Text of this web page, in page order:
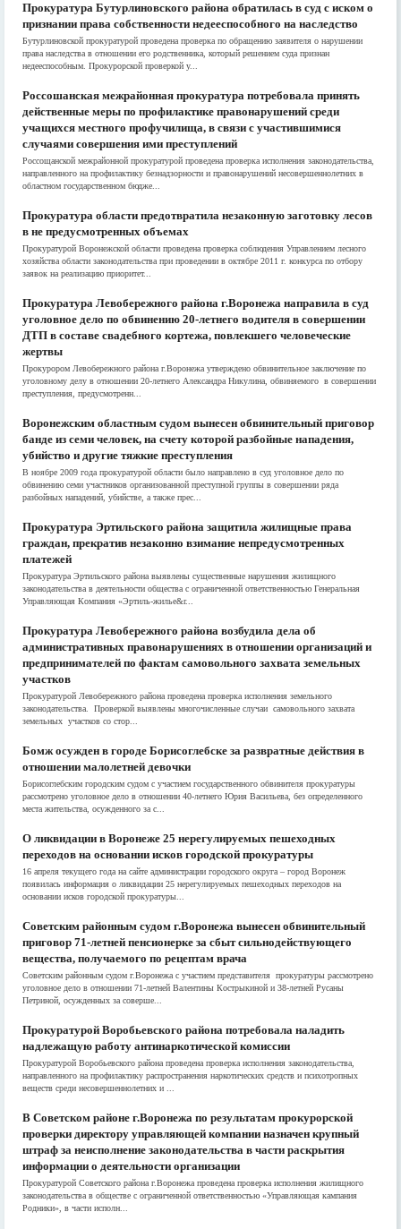
Прокуратура Бутурлиновского района обратилась в суд с иском о
признании права собственности недееспособного на наследство
Бутурлиновской прокуратурой проведена проверка по обращению заявителя о нарушении
права наследства в отношении его родственника, который решением суда признан
недееспособным. Прокурорской проверкой у...
Россошанская межрайонная прокуратура потребовала принять
действенные меры по профилактике правонарушений среди
учащихся местного профучилища, в связи с участившимися
случаями совершения ими преступлений
Россощанской межрайонной прокуратурой проведена проверка исполнения законодательства,
направленного на профилактику безнадзорности и правонарушений несовершеннолетних в
областном государственном бюдже...
Прокуратура области предотвратила незаконную заготовку лесов
в не предусмотренных объемах
Прокуратурой Воронежской области проведена проверка соблюдения Управлением лесного
хозяйства области законодательства при проведении в октябре 2011 г. конкурса по отбору
заявок на реализацию приоритет...
Прокуратура Левобережного района г.Воронежа направила в суд
уголовное дело по обвинению 20-летнего водителя в совершении
ДТП в составе свадебного кортежа, повлекшего человеческие
жертвы
Прокурором Левобережного района г.Воронежа утверждено обвинительное заключение по
уголовному делу в отношении 20-летнего Александра Никулина, обвиняемого в совершении
преступления, предусмотренн...
Воронежским областным судом вынесен обвинительный приговор
банде из семи человек, на счету которой разбойные нападения,
убийство и другие тяжкие преступления
В ноябре 2009 года прокуратурой области было направлено в суд уголовное дело по
обвинению семи участников организованной преступной группы в совершении ряда
разбойных нападений, убийстве, а также прес...
Прокуратура Эртильского района защитила жилищные права
граждан, прекратив незаконно взимание непредусмотренных
платежей
Прокуратура Эртильского района выявлены существенные нарушения жилищного
законодательства в деятельности общества с ограниченной ответственностью Генеральная
Управляющая Компания «Эртиль-жилье&r...
Прокуратура Левобережного района возбудила дела об
административных правонарушениях в отношении организаций и
предпринимателей по фактам самовольного захвата земельных
участков
Прокуратурой Левобережного района проведена проверка исполнения земельного
законодательства. Проверкой выявлены многочисленные случаи самовольного захвата
земельных участков со стор...
Бомж осужден в городе Борисоглебске за развратные действия в
отношении малолетней девочки
Борисоглебским городским судом с участием государственного обвинителя прокуратуры
рассмотрено уголовное дело в отношении 40-летнего Юрия Васильева, без определенного
места жительства, осужденного за с...
О ликвидации в Воронеже 25 нерегулируемых пешеходных
переходов на основании исков городской прокуратуры
16 апреля текущего года на сайте администрации городского округа – город Воронеж
появилась информация о ликвидации 25 нерегулируемых пешеходных переходов на
основании исков городской прокуратуры...
Советским районным судом г.Воронежа вынесен обвинительный
приговор 71-летней пенсионерке за сбыт сильнодействующего
вещества, получаемого по рецептам врача
Советским районным судом г.Воронежа с участием представителя прокуратуры рассмотрено
уголовное дело в отношении 71-летней Валентины Кострыкиной и 38-летней Русаны
Петриной, осужденных за соверше...
Прокуратурой Воробьевского района потребовала наладить
надлежащую работу антинаркотической комиссии
Прокуратурой Воробьевского района проведена проверка исполнения законодательства,
направленного на профилактику распространения наркотических средств и психотропных
веществ среди несовершеннолетних и ...
В Советском районе г.Воронежа по результатам прокурорской
проверки директору управляющей компании назначен крупный
штраф за неисполнение законодательства в части раскрытия
информации о деятельности организации
Прокуратурой Советского района г.Воронежа проведена проверка исполнения жилищного
законодательства в обществе с ограниченной ответственностью «Управляющая кампания
Родники», в части исполн...